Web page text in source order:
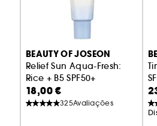
da pele graças à ação de
de skincare.
melhora a aparência das
irregular da pele,
graças ao
CEL™.
a pele com uma ação
através do
BEAUTY OF JOSEON
Relief Sun Aqua-Fresh:
Rice + B5 SPF50+
Protetor solar arroz e B5
18,00 €
325Avaliações